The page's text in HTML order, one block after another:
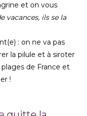
et on vous
vacances, ils se la
: on ne va pas
la pilule et à siroter
de France et
!